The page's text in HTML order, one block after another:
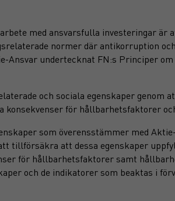
med ansvarsfulla investeringar är
normer där antikorruption
Ansvar undertecknat FN:s Principer
och sociala egenskaper genom
konsekvenser för hållbarhetsfaktorer
som överensstämmer med
tillförsäkra att dessa egenskaper
för hållbarhetsfaktorer samt
och de indikatorer som beaktas i